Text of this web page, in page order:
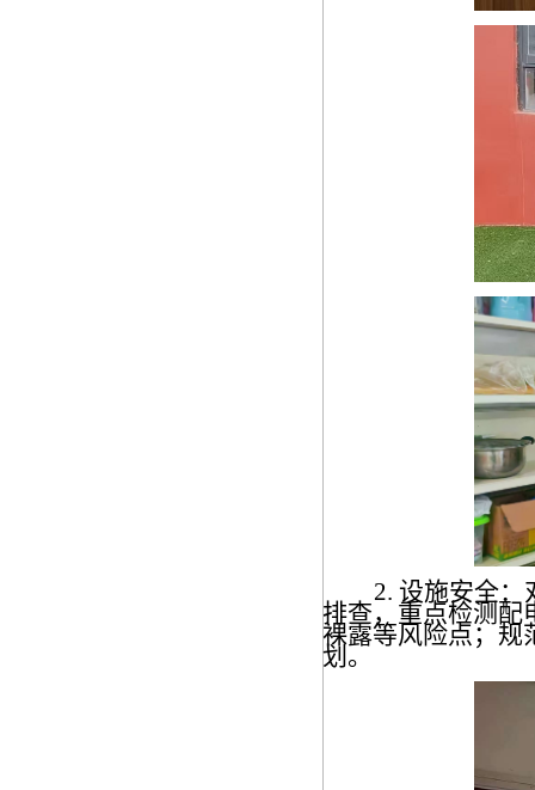
2. 设施安全
排查，重点检测配
裸露等风险点；规
划。